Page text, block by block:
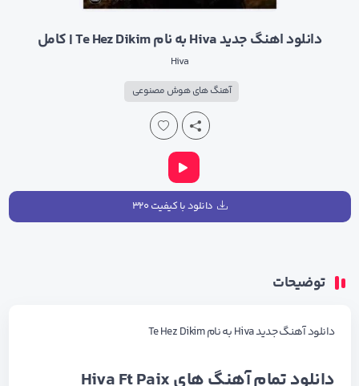
دانلود اهنگ جدید Hiva به نام Te Hez Dikim | کامل
Hiva
آهنگ های هوش مصنوعی
دانلود با کیفیت ۳۲۰
توضیحات
دانلود آهنگ جدید Hiva به نام Te Hez Dikim
دانلود تمام آهنگ هایHiva Ft Paix